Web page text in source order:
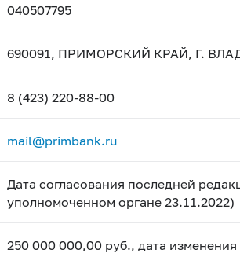
040507795
690091, ПРИМОРСКИЙ КРАЙ, Г.
8 (423) 220-88-00
mail@primbank.ru
Дата согласования последней
уполномоченном органе 23.11.2022)
250 000 000,00 руб., дата